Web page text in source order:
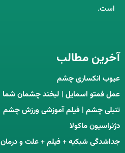
است.
آخرین مطالب
عیوب انکساری چشم
عمل فمتو اسمایل | لبخند چشمان شما
تنبلی چشم | فیلم آموزشی ورزش چشم
دژنراسیون ماکولا
جداشدگی شبکیه + فیلم + علت و درمان